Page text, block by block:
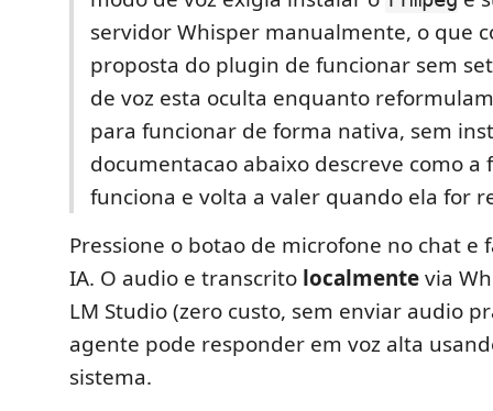
servidor Whisper manualmente, o que
proposta do plugin de funcionar sem
de voz esta oculta enquanto
para funcionar de forma nativa, sem
documentacao abaixo descreve como a
funciona e volta a valer quando ela for
Pressione o botao de microfone no chat e
IA. O audio e transcrito localmentevia
LM Studio (zero custo, sem enviar audio
agente pode responder em voz alta
sistema.